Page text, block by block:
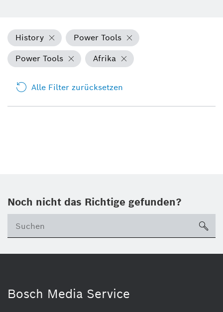
History
Power Tools
Power Tools
Afrika
Alle Filter zurücksetzen
Noch nicht das Richtige gefunden?
Bosch Media Service